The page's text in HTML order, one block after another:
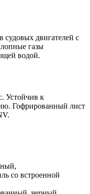
судовых двигателей с
газы
водой.
Устойчив к
Гофрированный лист
со встроенной